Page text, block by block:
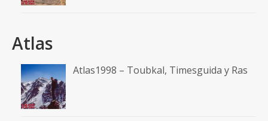
Atlas
Atlas1998 – Toubkal, Timesguida y Ras